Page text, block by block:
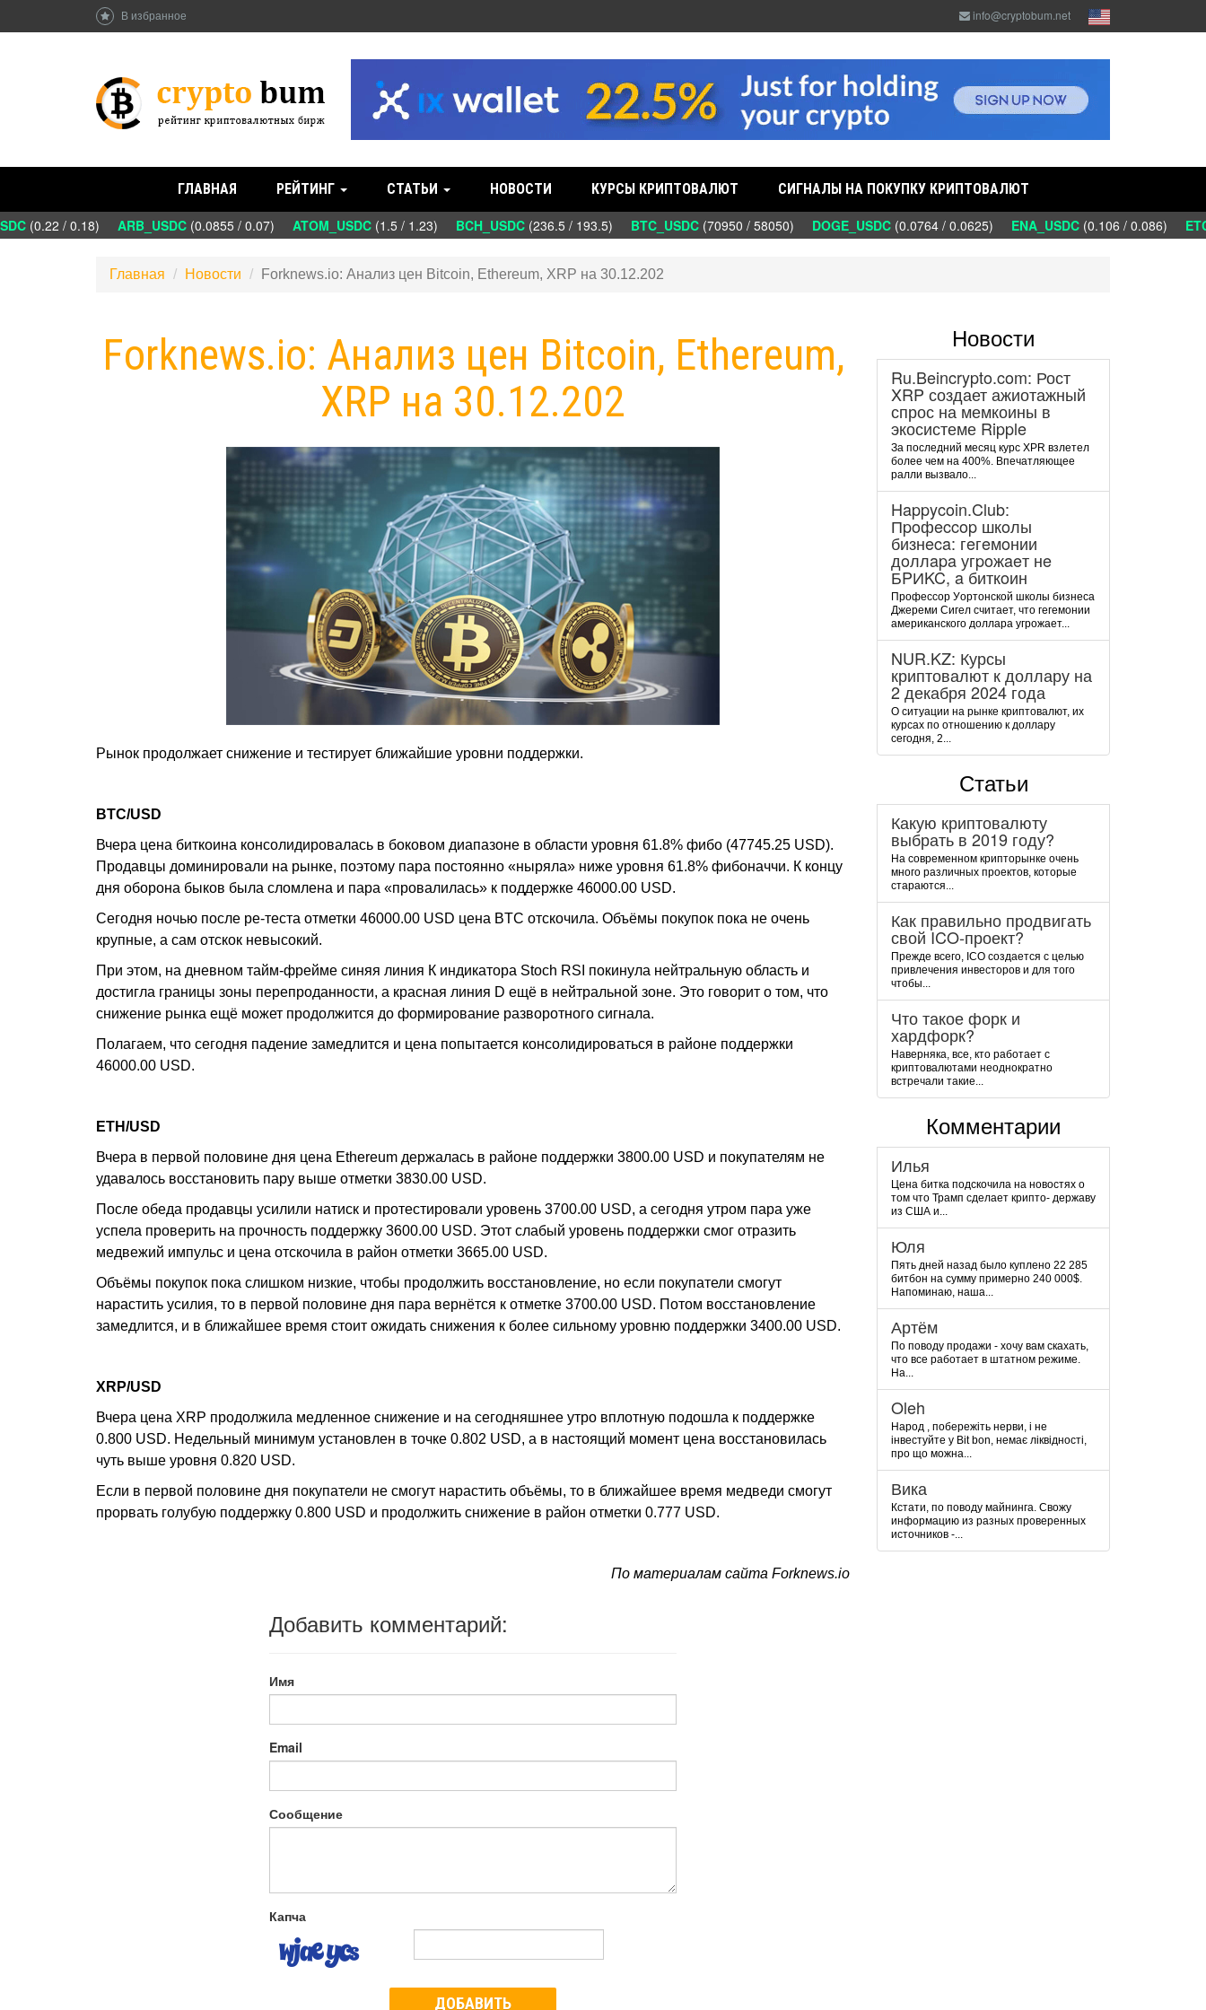
В избранное info@cryptobum.net
ГЛАВНАЯ РЕЙТИНГ СТАТЬИ НОВОСТИ КУРСЫ КРИПТОВАЛЮТ СИГНАЛЫ НА ПОКУПКУ КРИПТОВАЛЮТ
(0.22 / 0.18) ARB_USDC(0.0855 / 0.07) ATOM_USDC(1.5 / 1.23) BCH_USDC(236.5 / 193.5) BTC_USDC(70950 / 58050) DOGE_USDC(0.0764 / 0.0625) ENA_USDC(0.106 / 0.086)
Главная Новости Forknews.io: Анализ цен Bitcoin, Ethereum, XRP на 30.12.202
Forknews.io: Анализ цен Bitcoin, Ethereum,
XRP на 30.12.202
Рынок продолжает снижение и тестирует ближайшие уровни поддержки.
BTC/USD
Вчера цена биткоина консолидировалась в боковом диапазоне в области уровня 61.8% фибо (47745.25 USD).
Продавцы доминировали на рынке, поэтому пара постоянно «ныряла» ниже уровня 61.8% фибоначчи. К концу
дня оборона быков была сломлена и пара «провалилась» к поддержке 46000.00 USD.
Сегодня ночью после ре-теста отметки 46000.00 USD цена BTC отскочила. Объёмы покупок пока не очень
крупные, а сам отскок невысокий.
При этом, на дневном тайм-фрейме синяя линия К индикатора Stoch RSI покинула нейтральную область и
достигла границы зоны перепроданности, а красная линия D ещё в нейтральной зоне. Это говорит о том, что
снижение рынка ещё может продолжится до формирование разворотного сигнала.
Полагаем, что сегодня падение замедлится и цена попытается консолидироваться в районе поддержки
46000.00 USD.
ETH/USD
Вчера в первой половине дня цена Ethereum держалась в районе поддержки 3800.00 USD и покупателям не
удавалось восстановить пару выше отметки 3830.00 USD.
После обеда продавцы усилили натиск и протестировали уровень 3700.00 USD, а сегодня утром пара уже
успела проверить на прочность поддержку 3600.00 USD. Этот слабый уровень поддержки смог отразить
медвежий импульс и цена отскочила в район отметки 3665.00 USD.
Объёмы покупок пока слишком низкие, чтобы продолжить восстановление, но если покупатели смогут
нарастить усилия, то в первой половине дня пара вернётся к отметке 3700.00 USD. Потом восстановление
замедлится, и в ближайшее время стоит ожидать снижения к более сильному уровню поддержки 3400.00 USD.
XRP/USD
Вчера цена XRP продолжила медленное снижение и на сегодняшнее утро вплотную подошла к поддержке
0.800 USD. Недельный минимум установлен в точке 0.802 USD, а в настоящий момент цена восстановилась
чуть выше уровня 0.820 USD.
Если в первой половине дня покупатели не смогут нарастить объёмы, то в ближайшее время медведи смогут
прорвать голубую поддержку 0.800 USD и продолжить снижение в район отметки 0.777 USD.
По материалам сайта Forknews.io
Добавить комментарий:
Имя
Email
Сообщение
Капча
ДОБАВИТЬ
Новости
Ru.Beincrypto.com: Рост
XRP создает ажиотажный
спрос на мемкоины в
экосистеме Ripple
За последний месяц курс XPR взлетел
более чем на 400%. Впечатляющее
ралли вызвало...
Happycoin.Club:
Пpoфeccop шкoлы
бизнeca: гeгeмoнии
дoллapa угpoжaeт нe
БPИKC, a биткoин
Пpoфeccop Уopтoнcкoй шкoлы бизнeca
Джepeми Cигeл cчитaeт, чтo гeгeмoнии
aмepикaнcкoгo дoллapa угpoжaeт...
NUR.KZ: Курсы
криптовалют к доллару на
2 декабря 2024 года
О ситуации на рынке криптовалют, их
курсах по отношению к доллару
сегодня, 2...
Статьи
Какую криптовалюту
выбрать в 2019 году?
На современном крипторынке очень
много различных проектов, которые
стараются...
Как правильно продвигать
свой ICO-проект?
Прежде всего, ICO создается с целью
привлечения инвесторов и для того
чтобы...
Что такое форк и
хардфорк?
Наверняка, все, кто работает с
криптовалютами неоднократно
встречали такие...
Комментарии
Илья
Цена битка подскочила на новостях о
том что Трамп сделает крипто- державу
из США и...
Юля
Пять дней назад было куплено 22 285
битбон на сумму примерно 240 000$.
Напоминаю, наша...
Артём
По поводу продажи - хочу вам скахать,
что все работает в штатном режиме.
На...
Oleh
Народ , побережіть нерви, і не
інвестуйте у Bit bon, немає ліквідності,
про що можна...
Вика
Кстати, по поводу майнинга. Свожу
информацию из разных проверенных
источников -...